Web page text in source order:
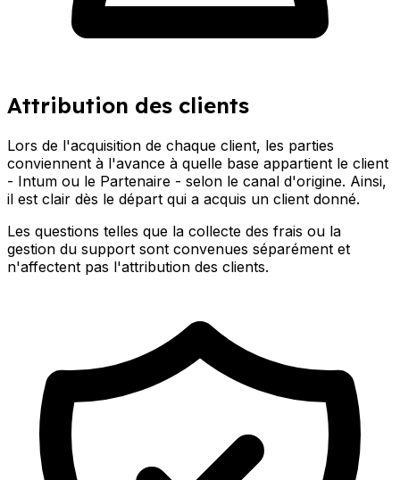
Attribution des clients
Lors de l'acquisition de chaque client, les parties
conviennent à l'avance à quelle base appartient le client
- Intum ou le Partenaire - selon le canal d'origine. Ainsi,
il est clair dès le départ qui a acquis un client donné.
Les questions telles que la collecte des frais ou la
gestion du support sont convenues séparément et
n'affectent pas l'attribution des clients.